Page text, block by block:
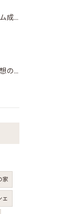
豊川市でのリフォーム成功ガイド：住まいを新たにするためのステップ
豊橋市で実現する理想のリフォーム：成功の秘訣
家
ェ